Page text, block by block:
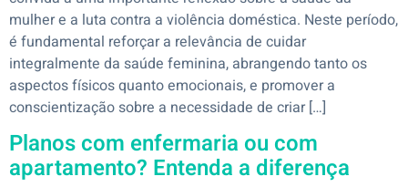
mulher e a luta contra a violência doméstica. Neste período,
é fundamental reforçar a relevância de cuidar
integralmente da saúde feminina, abrangendo tanto os
aspectos físicos quanto emocionais, e promover a
conscientização sobre a necessidade de criar […]
Planos com enfermaria ou com
apartamento? Entenda a diferença